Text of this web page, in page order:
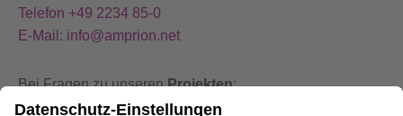
Telefon +49 2234 85-0
E-Mail: info@amprion.net
Bei Fragen zu unserenProjekten:
+49 800 584 9000